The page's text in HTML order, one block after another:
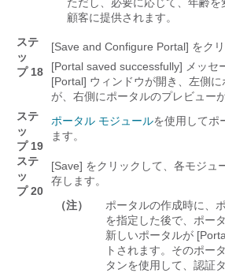
顧客に提供されます。
ステ
ッ
プ 18
[Save and Configure Portal] をクリ
[Portal saved successfully] メッセ
[Portal] ウィンドウが開き、左側
が、右側にポータルのプレビュー
ステ
ッ
プ 19
ポータル モジュールを使用してポ
ます。
ステ
ッ
プ 20
[Save] をクリックして、各モジュ
存します。
（注）
ポータルの作成時に、
を指定した後で、ポー
新しいポータルが
トされます。 そのポー
タンを使用して、認証